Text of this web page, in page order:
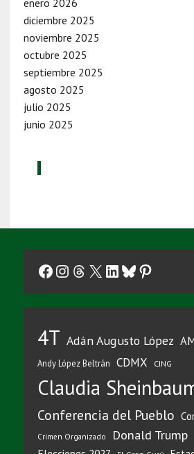
diciembre 2025
noviembre 2025
octubre 2025
septiembre 2025
agosto 2025
julio 2025
junio 2025
Facebook
Instagram
Threads
X LinkedIn
Bluesky
Pinterest
4T Adán Augusto López
Andy López Beltrán CDMX CJNG
Claudia
Conferencia del Pueblo
Crimen Organizado Donald Trump